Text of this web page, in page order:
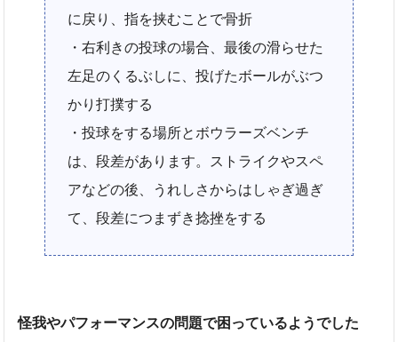
に戻り、指を挟むことで骨折
・右利きの投球の場合、最後の滑らせた
左足のくるぶしに、投げたボールがぶつ
かり打撲する
・投球をする場所とボウラーズベンチ
は、段差があります。ストライクやスペ
アなどの後、うれしさからはしゃぎ過ぎ
て、段差につまずき捻挫をする
怪我やパフォーマンスの問題で困っているようでした